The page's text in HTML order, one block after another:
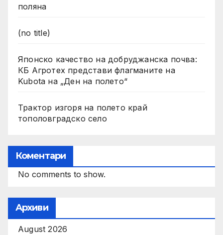
поляна
(no title)
Японско качество на добруджанска почва:
КБ Агротех представи флагманите на
Kubota на „Ден на полето“
Трактор изгоря на полето край
тополовградско село
Коментари
No comments to show.
Архиви
August 2026